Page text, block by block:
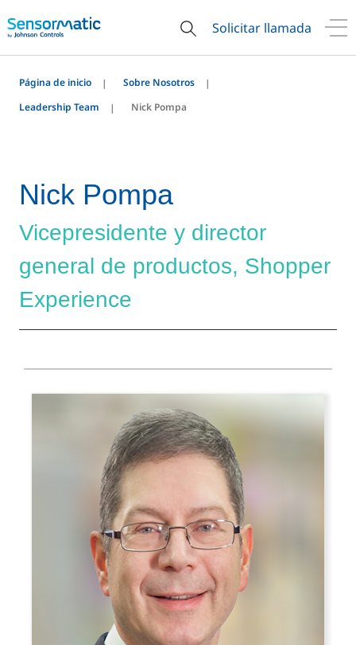
Solicitar llamada
Página de inicio
Sobre Nosotros
Leadership Team
Nick Pompa
Nick Pompa
Vicepresidente y director
general de productos, Shopper
Experience